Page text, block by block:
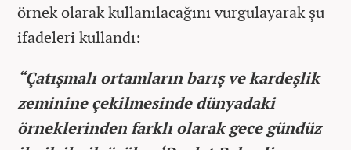
örnek olarak kullanılacağını vurgulayarak şu
ifadeleri kullandı:
“Çatışmalı ortamların barış ve kardeşlik
zeminine çekilmesinde dünyadaki
örneklerinden farklı olarak gece gündüz